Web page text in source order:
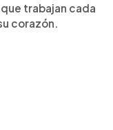
trabajan cada
corazón.